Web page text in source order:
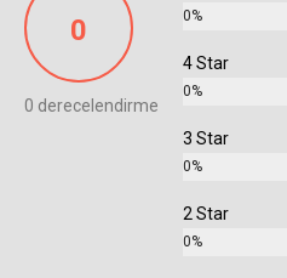
0
0 derecelendirme
0%
4 Star
0%
3 Star
0%
2 Star
0%